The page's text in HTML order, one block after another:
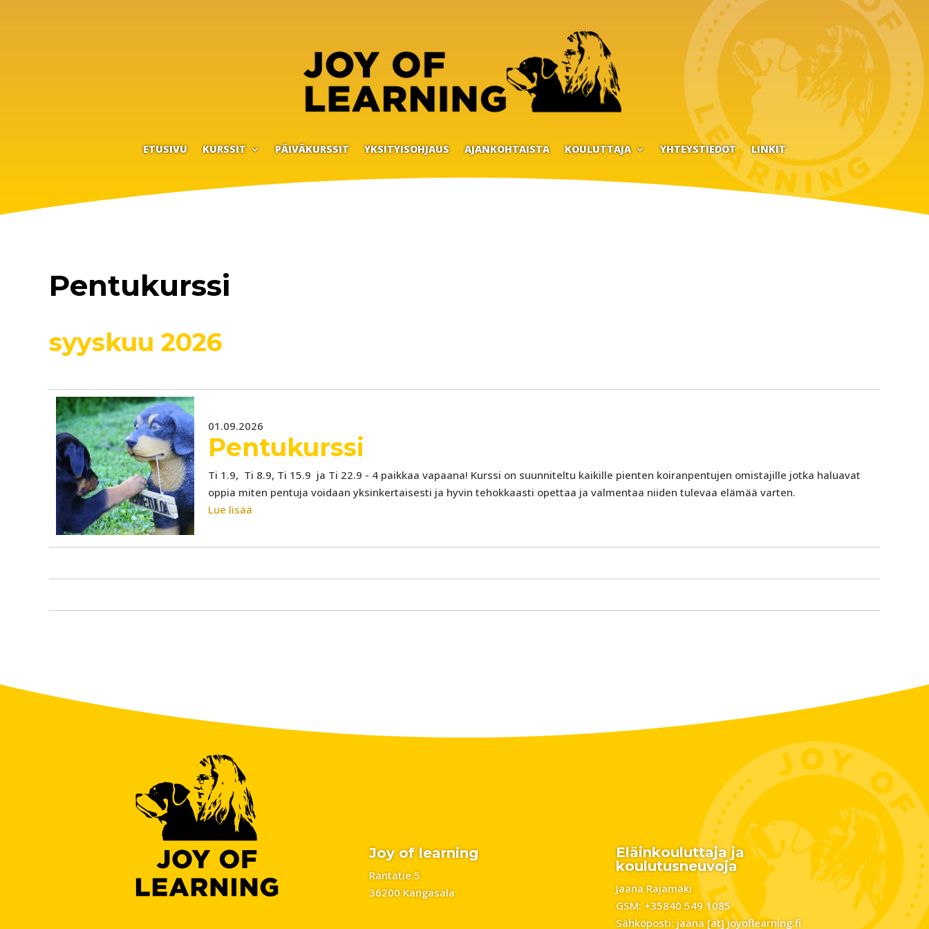
ETUSIVU KURSSIT PÄIVÄKURSSIT YKSITYISOHJAUS AJANKOHTAISTA KOULUTTAJA YHTEYSTIEDOT LINKIT
Pentukurssi
syyskuu 2026
01.09.2026
Pentukurssi
Ti 1.9, Ti 8.9, Ti 15.9 ja Ti 22.9 - 4 paikkaa vapaana! Kurssi on suunniteltu kaikille pienten koiranpentujen omistajille jotka haluavat
oppia miten pentuja voidaan yksinkertaisesti ja hyvin tehokkaasti opettaa ja valmentaa niiden tulevaa elämää varten.
Lue lisää
Joy of learning
Rantatie 5
36200 Kangasala
Eläinkouluttaja ja
koulutusneuvoja
Jaana Rajamäki
GSM: +35840 549 1085
Sähköposti: jaana [at] joyoflearning.fi